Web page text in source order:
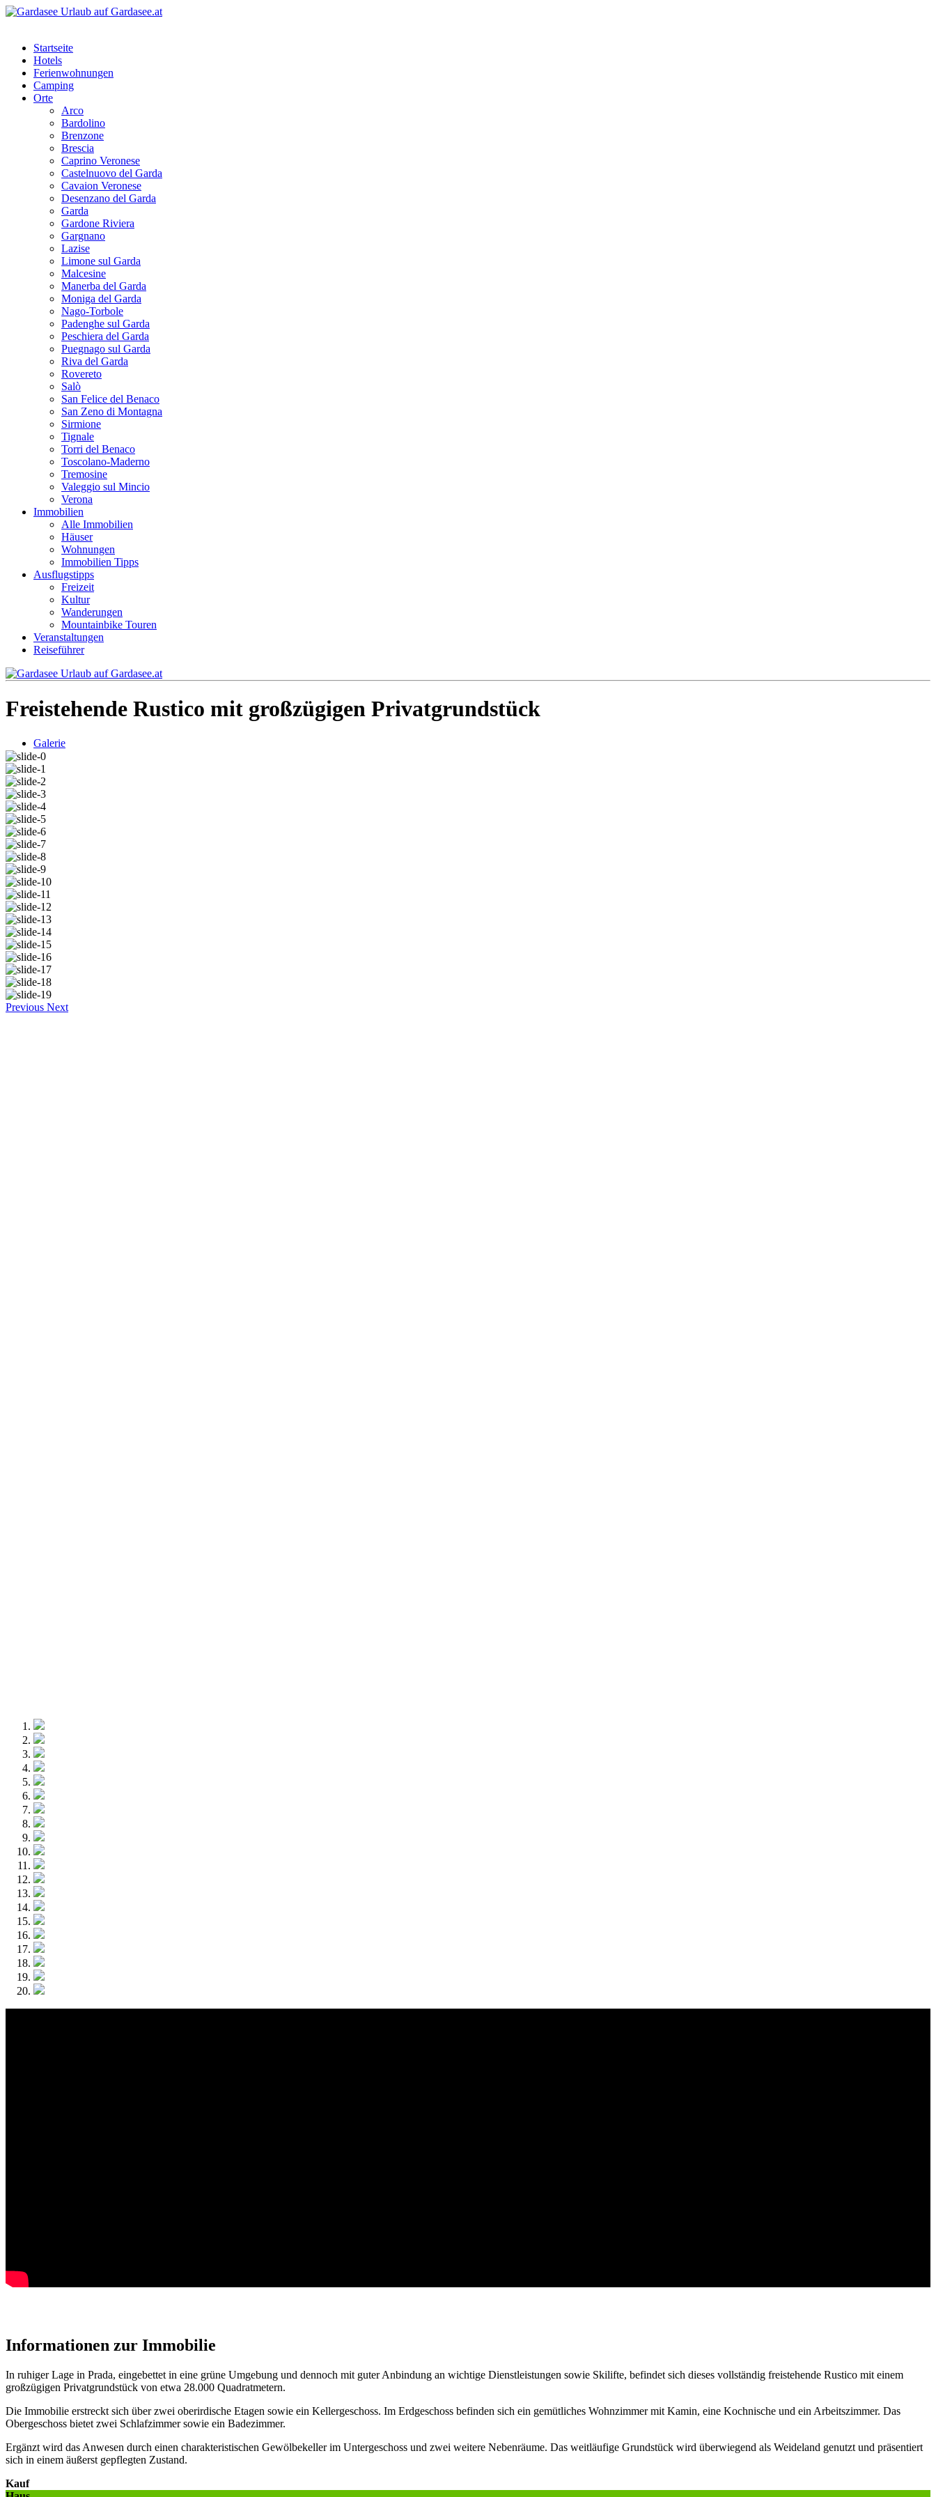
Startseite
Hotels
Ferienwohnungen
Camping
Orte
Arco
Bardolino
Brenzone
Brescia
Caprino Veronese
Castelnuovo del Garda
Cavaion Veronese
Desenzano del Garda
Garda
Gardone Riviera
Gargnano
Lazise
Limone sul Garda
Malcesine
Manerba del Garda
Moniga del Garda
Nago-Torbole
Padenghe sul Garda
Peschiera del Garda
Puegnago sul Garda
Riva del Garda
Rovereto
Salò
San Felice del Benaco
San Zeno di Montagna
Sirmione
Tignale
Torri del Benaco
Toscolano-Maderno
Tremosine
Valeggio sul Mincio
Verona
Immobilien
Alle Immobilien
Häuser
Wohnungen
Immobilien Tipps
Ausflugstipps
Freizeit
Kultur
Wanderungen
Mountainbike Touren
Veranstaltungen
Reiseführer
Freistehende Rustico mit großzügigen Privatgrundstück
Galerie
Previous Next
Informationen zur Immobilie
In ruhiger Lage in Prada, eingebettet in eine grüne Umgebung und dennoch mit guter Anbindung an wichtige Dienstleistungen sowie Skilifte, befindet sich dieses vollständig freistehende Rustico mit einem
großzügigen Privatgrundstück von etwa 28.000 Quadratmetern.
Die Immobilie erstreckt sich über zwei oberirdische Etagen sowie ein Kellergeschoss. Im Erdgeschoss befinden sich ein gemütliches Wohnzimmer mit Kamin, eine Kochnische und ein Arbeitszimmer. Das
Obergeschoss bietet zwei Schlafzimmer sowie ein Badezimmer.
Ergänzt wird das Anwesen durch einen charakteristischen Gewölbekeller im Untergeschoss und zwei weitere Nebenräume. Das weitläufige Grundstück wird überwiegend als Weideland genutzt und präsentiert
sich in einem äußerst gepflegten Zustand.
Kauf